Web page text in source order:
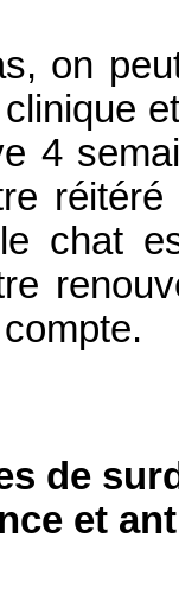
on
4
chat
de
et